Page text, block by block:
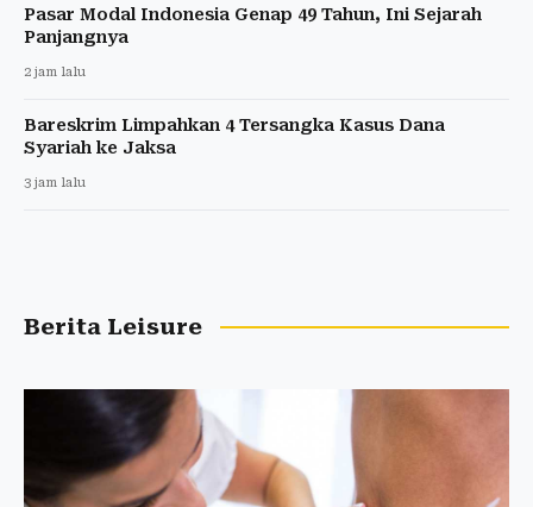
Pasar Modal Indonesia Genap 49 Tahun, Ini Sejarah
Panjangnya
2 jam lalu
Bareskrim Limpahkan 4 Tersangka Kasus Dana
Syariah ke Jaksa
3 jam lalu
Berita Leisure